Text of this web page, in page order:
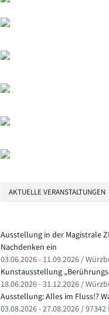
AKTUELLE VERANSTALTUNGEN
Ausstellung in der Magistrale
Nachdenken ein
03.06.2026 - 11.09.2026 /
Kunstausstellung
18.06.2026 - 31.12.2026 /
Ausstellung: Alles im Fluss!?
03.08.2026 - 27.08.2026 /